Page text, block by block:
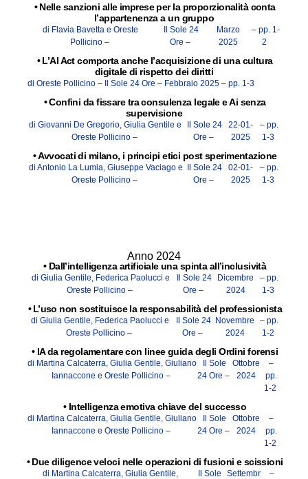
• Nelle sanzioni alle imprese per la proporzionalità conta
l’appartenenza a un gruppo
di Flavia Bavetta e Oreste
Pollicino –
Il Sole 24
Ore –
Marzo
2025
– pp. 1-
2
• L’AI Act comporta anche l’acquisizione di una cultura
digitale di rispetto dei diritti
di Oreste Pollicino – Il Sole 24 Ore – Febbraio 2025 – pp. 1-3
•Confini da fissare tra consulenza legale e Ai senza
supervisione
di Giovanni De Gregorio, Giulia Gentile e
Oreste Pollicino –
Il Sole 24
Ore –
22-01-
2025
– pp.
1-3
•Avvocati di milano, i principi etici post sperimentazione
di Antonio La Lumia, Giuseppe Vaciago e
Oreste Pollicino –
Il Sole 24
Ore –
02-01-
2025
– pp.
1-3
Anno 2024
• Dall’intelligenza artificiale una spinta all’inclusività
di Giulia Gentile, Federica Paolucci e
Oreste Pollicino –
Il Sole 24
Ore –
Dicembre
2024
– pp.
1-3
• L’uso non sostituisce la responsabilità del professionista
di Giulia Gentile, Federica Paolucci e
Oreste Pollicino –
Il Sole 24
Ore –
Novembre
2024
– pp.
1-2
• IA da regolamentare con linee guida degli Ordini forensi
di Martina Calcaterra, Giulia Gentile, Giuliano
Iannaccone e Oreste Pollicino –
Il Sole
24 Ore –
Ottobre
2024
–
pp.
1-2
• Intelligenza emotiva chiave del successo
di Martina Calcaterra, Giulia Gentile, Giuliano
Iannaccone e Oreste Pollicino –
Il Sole
24 Ore –
Ottobre
2024
–
pp.
1-2
• Due diligence veloci nelle operazioni di fusioni e scissioni
di Martina Calcaterra, Giulia Gentile,
Il Sole
Settembr
–